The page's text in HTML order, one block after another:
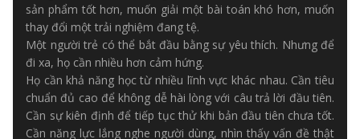
sản phẩm tốt hơn, muốn giải một bài toán khó hơn, muốn
thay đổi một trải nghiệm đang tệ.
Một người trẻ có thể bắt đầu bằng sự yêu thích. Nhưng để
đi xa, họ cần nhiều hơn cảm hứng.
Họ cần khả năng học từ nhiều lĩnh vực khác nhau. Cần tiêu
chuẩn đủ cao để không dễ hài lòng với câu trả lời đầu tiên.
Cần sự kiên định để tiếp tục thử khi bản đầu tiên chưa tốt.
Cần năng lực lắng nghe người dùng, nhìn thấy vấn đề thật